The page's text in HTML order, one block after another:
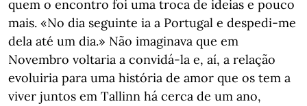
quem o encontro foi uma troca de ideias e pouco
mais. «No dia seguinte ia a Portugal e despedi-me
dela até um dia.» Não imaginava que em
Novembro voltaria a convidá-la e, aí, a relação
evoluiria para uma história de amor que os tem a
viver juntos em Tallinn há cerca de um ano,